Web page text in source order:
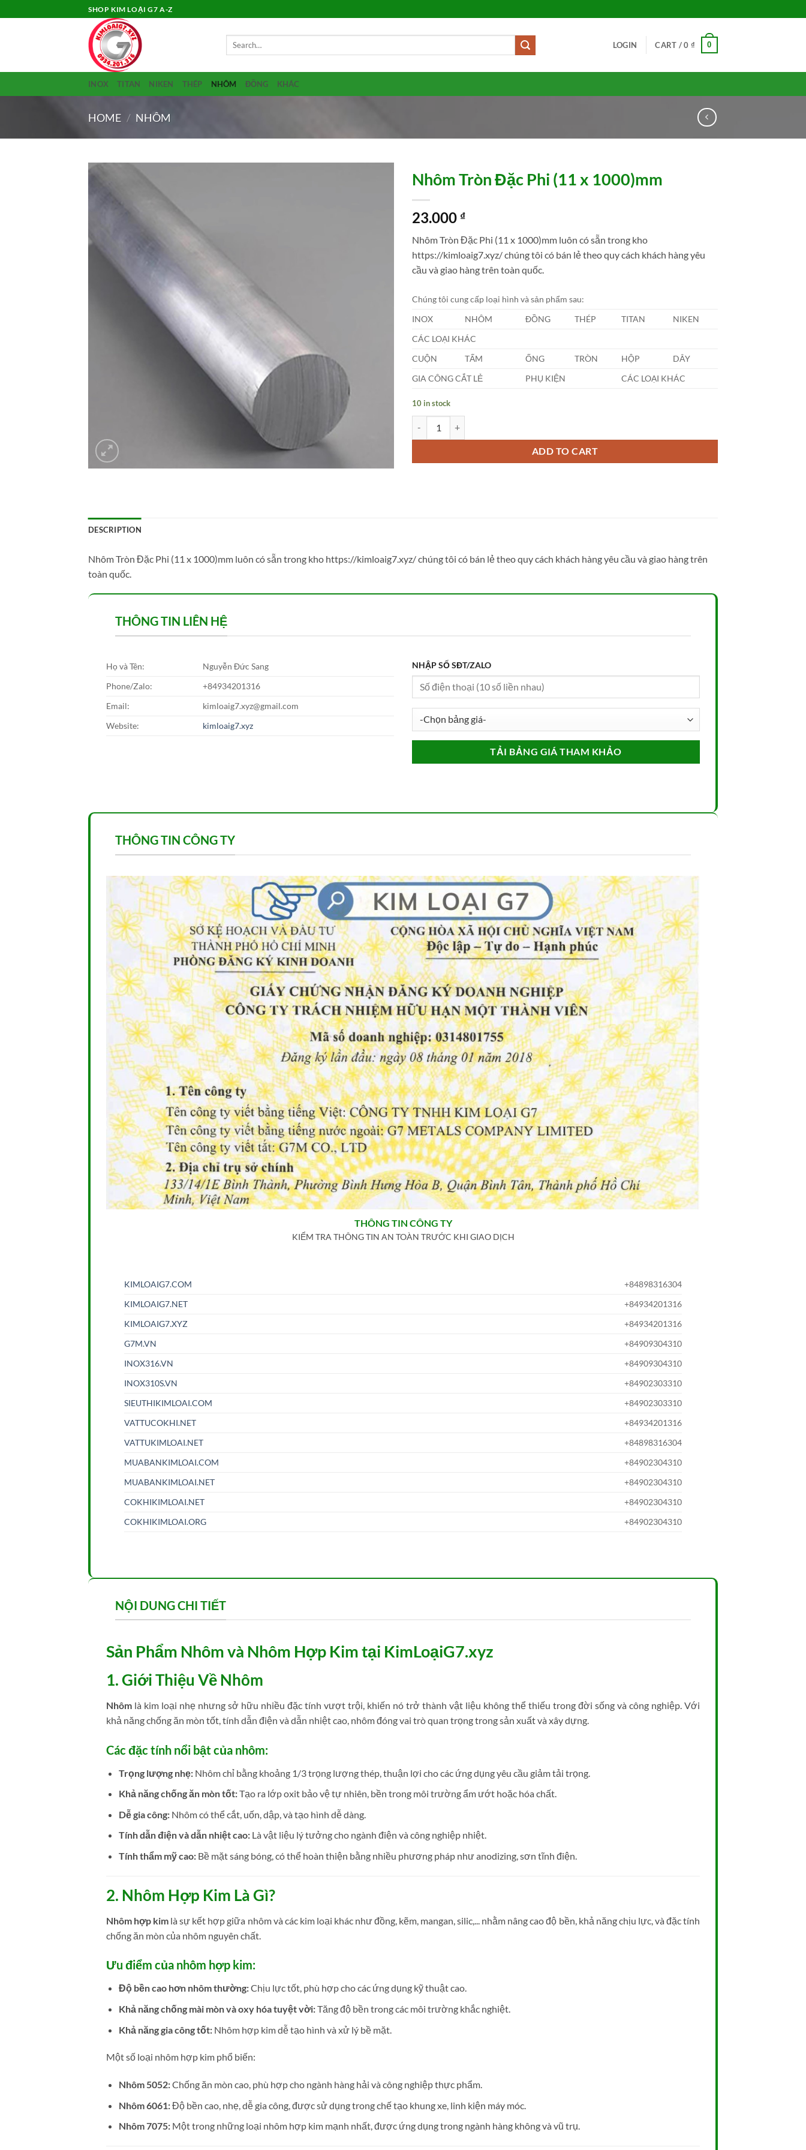
to
SHOP KIM LOẠI G7 A-Z
Search
LOGIN CART /0 ₫ 0
INOX TITAN NIKEN THÉP NHÔM ĐỒNG KHÁC
HOME / NHÔM
Nhôm Tròn Đặc Phi (11 x 1000)mm
23.000 ₫
Nhôm Tròn Đặc Phi (11 x 1000)mm luôn có sẵn trong kho
https://kimloaig7.xyz/ chúng tôi có bán lẻ theo quy cách khách hàng yêu
cầu và giao hàng trên toàn quốc.
Chúng tôi cung cấp loại hình và sản phẩm sau:
INOX
NHÔM ĐỒNG THÉP TITAN
NIKEN
CÁC LOẠI KHÁC
CUỘN
TẤM ỐNG TRÒN HỘP
DÂY
GIA CÔNG CẮT LẺ
PHỤ KIỆN CÁC LOẠI KHÁC
10 in stock
ADD TO CART
DESCRIPTION
Nhôm Tròn Đặc Phi (11 x 1000)mm luôn có sẵn trong kho https://kimloaig7.xyz/ chúng tôi có bán lẻ theo quy cách khách hàng yêu cầu và giao hàng trên
toàn quốc.
THÔNG TIN LIÊN HỆ
Họ và Tên:
Nguyễn Đức Sang
Phone/Zalo:
+84934201316
Email:
kimloaig7.xyz@gmail.com
Website:
kimloaig7.xyz
NHẬP SỐ SĐT/ZALO
THÔNG TIN CÔNG TY
THÔNG TIN CÔNG TY
KIỂM TRA THÔNG TIN AN TOÀN TRƯỚC KHI GIAO DỊCH
KIMLOAIG7.COM
+84898316304
KIMLOAIG7.NET
+84934201316
KIMLOAIG7.XYZ
+84934201316
G7M.VN
+84909304310
INOX316.VN
+84909304310
INOX310S.VN
+84902303310
SIEUTHIKIMLOAI.COM
+84902303310
VATTUCOKHI.NET
+84934201316
VATTUKIMLOAI.NET
+84898316304
MUABANKIMLOAI.COM
+84902304310
MUABANKIMLOAI.NET
+84902304310
COKHIKIMLOAI.NET
+84902304310
COKHIKIMLOAI.ORG
+84902304310
NỘI DUNG CHI TIẾT
Sản Phẩm Nhôm và Nhôm Hợp Kim tại KimLoạiG7.xyz
1. Giới Thiệu Về Nhôm
Nhôm là kim loại nhẹ nhưng sở hữu nhiều đặc tính vượt trội, khiến nó trở thành vật liệu không thể thiếu trong đời sống và công nghiệp. Với
khả năng chống ăn mòn tốt, tính dẫn điện và dẫn nhiệt cao, nhôm đóng vai trò quan trọng trong sản xuất và xây dựng.
Các đặc tính nổi bật của nhôm:
Trọng lượng nhẹ:Nhôm chỉ bằng khoảng 1/3 trọng lượng thép, thuận lợi cho các ứng dụng yêu cầu giảm tải trọng.
Khả năng chống ăn mòn tốt:Tạo ra lớp oxit bảo vệ tự nhiên, bền trong môi trường ẩm ướt hoặc hóa chất.
Dễ gia công:Nhôm có thể cắt, uốn, dập, và tạo hình dễ dàng.
Tính dẫn điện và dẫn nhiệt cao:Là vật liệu lý tưởng cho ngành điện và công nghiệp nhiệt.
Tính thẩm mỹ cao:Bề mặt sáng bóng, có thể hoàn thiện bằng nhiều phương pháp như anodizing, sơn tĩnh điện.
2. Nhôm Hợp Kim Là Gì?
Nhôm hợp kim là sự kết hợp giữa nhôm và các kim loại khác như đồng, kẽm, mangan, silic,... nhằm nâng cao độ bền, khả năng chịu lực, và đặc tính
chống ăn mòn của nhôm nguyên chất.
Ưu điểm của nhôm hợp kim:
Độ bền cao hơn nhôm thường:Chịu lực tốt, phù hợp cho các ứng dụng kỹ thuật cao.
Khả năng chống mài mòn và oxy hóa tuyệt vời:Tăng độ bền trong các môi trường khắc nghiệt.
Khả năng gia công tốt:Nhôm hợp kim dễ tạo hình và xử lý bề mặt.
Một số loại nhôm hợp kim phổ biến:
Nhôm 5052:Chống ăn mòn cao, phù hợp cho ngành hàng hải và công nghiệp thực phẩm.
Nhôm 6061:Độ bền cao, nhẹ, dễ gia công, được sử dụng trong chế tạo khung xe, linh kiện máy móc.
Nhôm 7075:Một trong những loại nhôm hợp kim mạnh nhất, được ứng dụng trong ngành hàng không và vũ trụ.